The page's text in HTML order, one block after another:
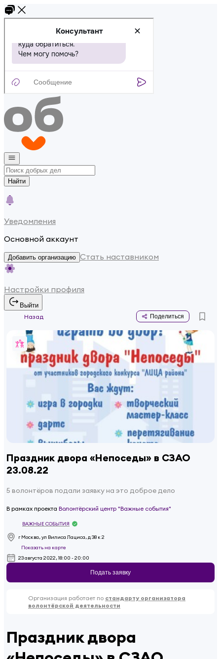
Найти
Уведомления
Основной аккаунт
Добавить организацию Стать наставником
Настройки профиля
Выйти
Назад
Поделиться
Праздник двора «Непоседы» в СЗАО
23.08.22
5 волонтёров подали заявку на это доброе дело
В рамках проекта Волонтёрский центр "Важные события"
ВАЖНЫЕ СОБЫТИЯ
г Москва, ул Вилиса Лациса, д 38 к 2
Показать на карте
23 августа 2022, 18:00 - 20:00
Подать заявку
Организация работает по стандарту организатора
волонтёрской деятельности
Праздник двора